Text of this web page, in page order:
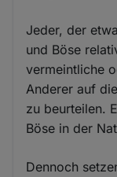
Jeder, der
und Böse
vermeintliche
Anderer auf
zu beurteilen.
Böse in der
Dennoch